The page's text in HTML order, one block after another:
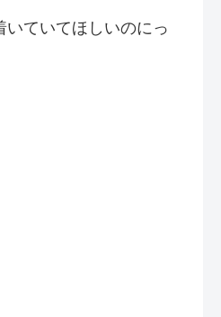
ていてほしいのにっ